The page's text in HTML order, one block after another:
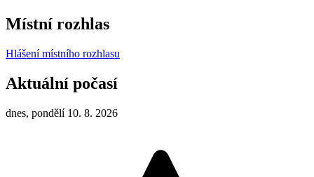
Místní rozhlas
Hlášení místního rozhlasu
Aktuální počasí
dnes, pondělí 10. 8. 2026